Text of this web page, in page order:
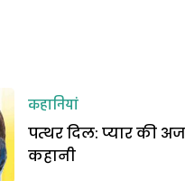
कहानियां
पत्थर दिल: प्यार की
कहानी